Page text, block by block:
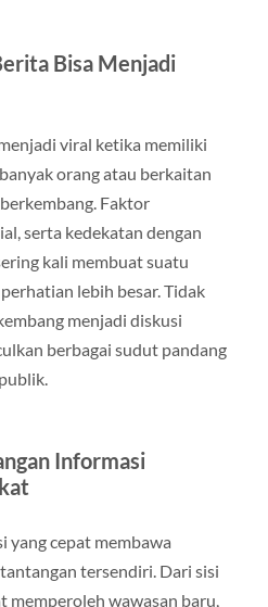
Bisa Menjadi
viral ketika memiliki
orang atau berkaitan
Faktor
serta kedekatan dengan
kali membuat suatu
lebih besar. Tidak
menjadi diskusi
berbagai sudut pandang
Informasi
yang cepat membawa
tersendiri. Dari sisi
memperoleh wawasan baru,